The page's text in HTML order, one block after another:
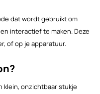
dat wordt gebruikt om
interactief te maken. Deze
of op je apparatuur.
klein, onzichtbaar stukje